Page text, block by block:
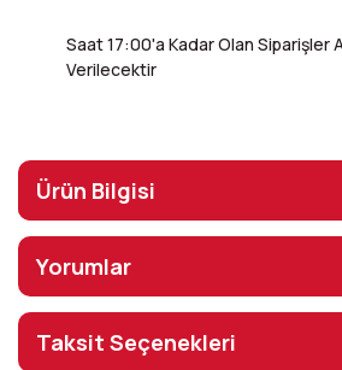
Saat 17:00'a Kadar Olan Siparişler
Verilecektir
Ürün Bilgisi
Yorumlar
Taksit Seçenekleri